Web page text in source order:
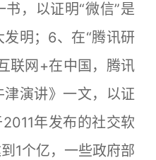
，以证明“微信”是
明；6、在“腾讯研
联网+在中国，腾讯
演讲》一文，以证
年发布的社交软
1个亿，一些政府部